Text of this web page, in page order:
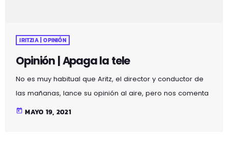
IRITZIA | OPINIÓN
Opinión | Apaga la tele
No es muy habitual que Aritz, el director y conductor de
las mañanas, lance su opinión al aire, pero nos comenta
que no ha podido evitarlo. Lo que está ocurriendo en
today MAYO 19, 2021